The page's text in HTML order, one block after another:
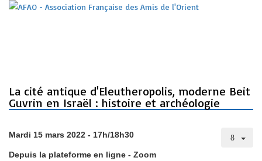
La cité antique d'Eleutheropolis, moderne Beit
Guvrin en Israël : histoire et archéologie
Mardi 15 mars 2022 - 17h/18h30
Depuis la plateforme en ligne - Zoom